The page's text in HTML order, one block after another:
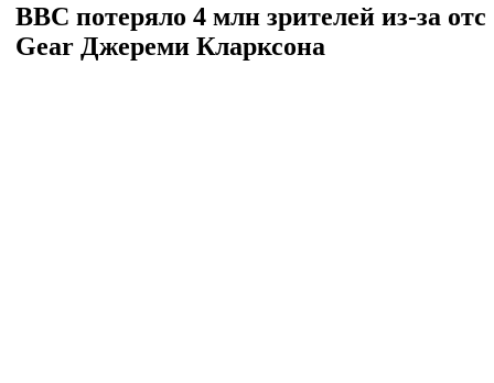
BBC потеряло 4 млн зрителей из-за
Gear Джереми Кларксона